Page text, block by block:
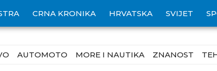
CRNA KRONIKA HRVATSKA SVIJET
AUTOMOTO MORE I NAUTIKA ZNANOST